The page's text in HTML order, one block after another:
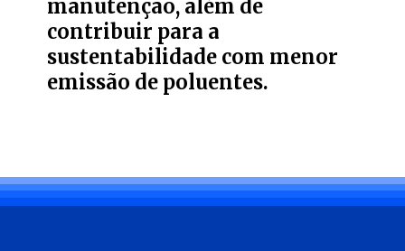
manutenção, além de
contribuir para a
sustentabilidade com menor
emissão de poluentes.